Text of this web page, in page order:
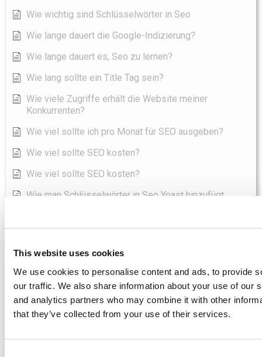
This website uses cookies
We use cookies to personalise content and ads, to provide
our traffic. We also share information about your use of our
and analytics partners who may combine it with other
that they’ve collected from your use of their services.
Wie wichtig sind Schlüsselwörter in Seo
Wie lange dauert die Google-Indizierung?
Wie lange dauert es, Seo zu lernen?
Wie lang sollte ein Title Tag sein?
Wie viele Zugriffe erhält die Website meiner
Konkurrenten?
Wie viel sollte ich pro Monat für SEO ausgeben?
Wie viel sollte SEO kosten?
Wie viel sollte SEO kosten?
Wie man Schlüsselwörter in Seo Yoast hinzufügt
SEO-Tools
Asodesk - Bestes SEO-Tool Direktoy
Boomerank - Bestes SEO-Tool Direktoy
Jetoctopus - Bestes SEO-Tool Direktoy
Keyword Hero - Bestes SEO-Tool Direktoy
Labrika - Bestes SEO-Tool Direktoy